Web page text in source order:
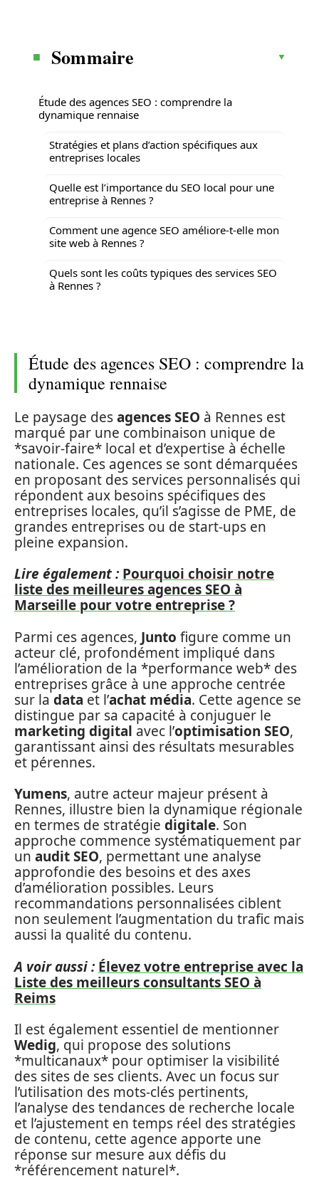
Sommaire
Étude des agences SEO : comprendre la
dynamique rennaise
Stratégies et plans d’action spécifiques aux
entreprises locales
Quelle est l’importance du SEO local pour une
entreprise à Rennes ?
Comment une agence SEO améliore-t-elle mon
site web à Rennes ?
Quels sont les coûts typiques des services SEO
à Rennes ?
Étude des agences SEO : comprendre la
dynamique rennaise
Le paysage desagences SEO à Rennes est
marqué par une combinaison unique de
*savoir-faire* local et d’expertise à échelle
nationale. Ces agences se sont démarquées
en proposant des services personnalisés qui
répondent aux besoins spécifiques des
entreprises locales, qu’il s’agisse de PME, de
grandes entreprises ou de start-ups en
pleine expansion.
Lire également : Pourquoi choisir notre
liste des meilleures agences SEO à
Marseille pour votre entreprise ?
Parmi ces agences, Junto figure comme un
acteur clé, profondément impliqué dans
l’amélioration de la *performance web* des
entreprises grâce à une approche centrée
sur la data et l’achat média. Cette agence se
distingue par sa capacité à conjuguer le
marketing digital avec l’optimisation SEO,
garantissant ainsi des résultats mesurables
et pérennes.
Yumens, autre acteur majeur présent à
Rennes, illustre bien la dynamique régionale
en termes de stratégie digitale. Son
approche commence systématiquement par
un audit SEO, permettant une analyse
approfondie des besoins et des axes
d’amélioration possibles. Leurs
recommandations personnalisées ciblent
non seulement l’augmentation du trafic mais
aussi la qualité du contenu.
A voir aussi : Élevez votre entreprise avec la
Liste des meilleurs consultants SEO à
Reims
Il est également essentiel de mentionner
Wedig, qui propose des solutions
*multicanaux* pour optimiser la visibilité
des sites de ses clients. Avec un focus sur
l’utilisation des mots-clés pertinents,
l’analyse des tendances de recherche locale
et l’ajustement en temps réel des stratégies
de contenu, cette agence apporte une
réponse sur mesure aux défis du
*référencement naturel*.